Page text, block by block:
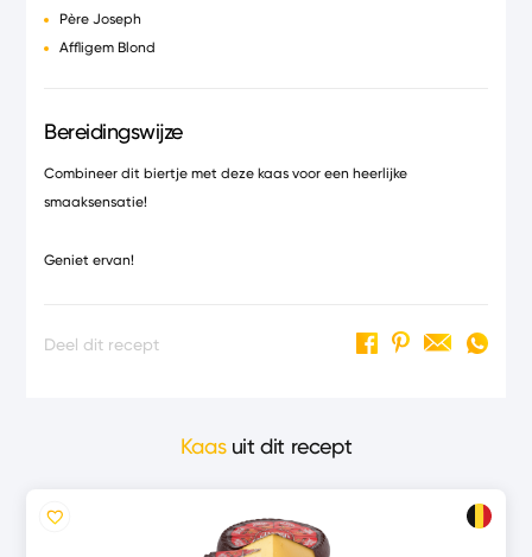
Père Joseph
Affligem Blond
Bereidingswijze
Combineer dit biertje met deze kaas voor een heerlijke
smaaksensatie!
Geniet ervan!
Deel dit recept
Kaasuit dit recept